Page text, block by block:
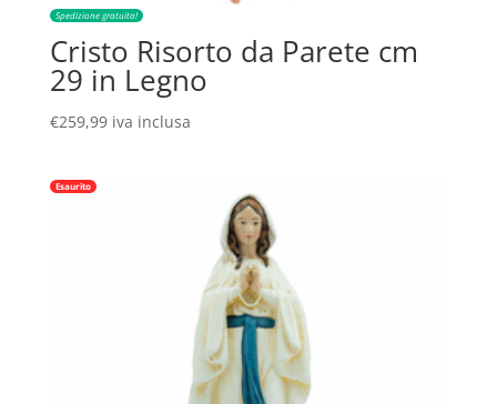
Spedizione gratuita!
Cristo Risorto da Parete cm
29 in Legno
€259,99 iva inclusa
Esaurito